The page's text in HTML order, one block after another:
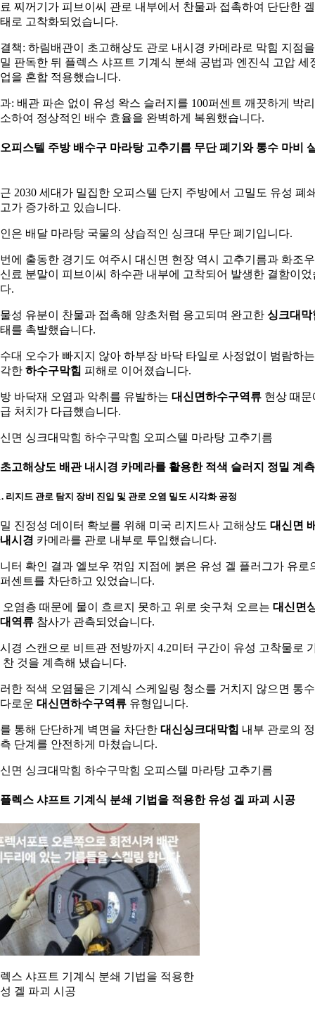
찌꺼기가 피브이씨 관로 내부에서 찬물과 접촉하여 단단한 겔
로 고착화되었습니다.
책: 하림배관이 초고해상도 관로 내시경 카메라로 막힘 지점을
판독한 뒤 플렉스 샤프트 기계식 분쇄 공법과 엔진식 고압 세
을 혼합 적용했습니다.
: 배관 파손 없이 유성 왁스 슬러지를 100퍼센트 깨끗하게 박리
하여 정상적인 배수 효율을 완벽하게 복원했습니다.
피스텔 주방 배수구 마라탕 고추기름 무단 폐기와 통수 마비
2030 세대가 밀집한 오피스텔 단지 주방에서 고밀도 유성 폐
가 증가하고 있습니다.
은 배달 마라탕 국물의 상습적인 싱크대 무단 폐기입니다.
에 출동한 경기도 여주시 대신면 현장 역시 고추기름과 화조우
료 분말이 피브이씨 하수관 내부에 고착되어 발생한 결함이었
.
성 유분이 찬물과 접촉해 양초처럼 응고되며 완고한 싱크대막
를 촉발했습니다.
대 오수가 빠지지 않아 하부장 바닥 타일로 사정없이 범람하는
한 하수구막힘 피해로 이어졌습니다.
바닥재 오염과 악취를 유발하는 대신면하수구역류현상 때문
처치가 다급했습니다.
면 싱크대막힘 하수구막힘 오피스텔 마라탕 고추기름
고해상도 배관 내시경 카메라를 활용한 적색 슬러지 정밀 계측
리지드 관로 탐지 장비 진입 및 관로 오염 밀도 시각화 공정
진정성 데이터 확보를 위해 미국 리지드사 고해상도 대신면
시경 카메라를 관로 내부로 투입했습니다.
터 확인 결과 엘보우 꺾임 지점에 붉은 유성 겔 플러그가 유로
센트를 차단하고 있었습니다.
오염층 때문에 물이 흐르지 못하고 위로 솟구쳐 오르는 대신면
역류참사가 관측되었습니다.
경 스캔으로 비트관 전방까지 4.2미터 구간이 유성 고착물로
찬 것을 계측해 냈습니다.
한 적색 오염물은 기계식 스케일링 청소를 거치지 않으면 통
로운 대신면하수구역류유형입니다.
통해 단단하게 벽면을 차단한 대신싱크대막힘 내부 관로의
단계를 안전하게 마쳤습니다.
면 싱크대막힘 하수구막힘 오피스텔 마라탕 고추기름
렉스 샤프트 기계식 분쇄 기법을 적용한 유성 겔 파괴 시공
스 샤프트 기계식 분쇄 기법을 적용한
겔 파괴 시공